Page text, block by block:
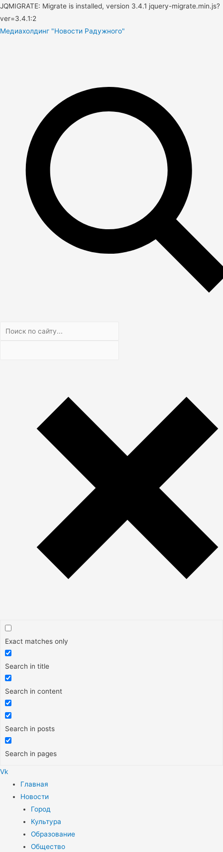
JQMIGRATE: Migrate is installed, version 3.4.1 jquery-migrate.min.js?
ver=3.4.1:2
Медиахолдинг "Новости Радужного"
Exact matches only
Search in title
Search in content
Search in posts
Search in pages
Vk
Меню
Главная
Новости
Город
Культура
Образование
Общество